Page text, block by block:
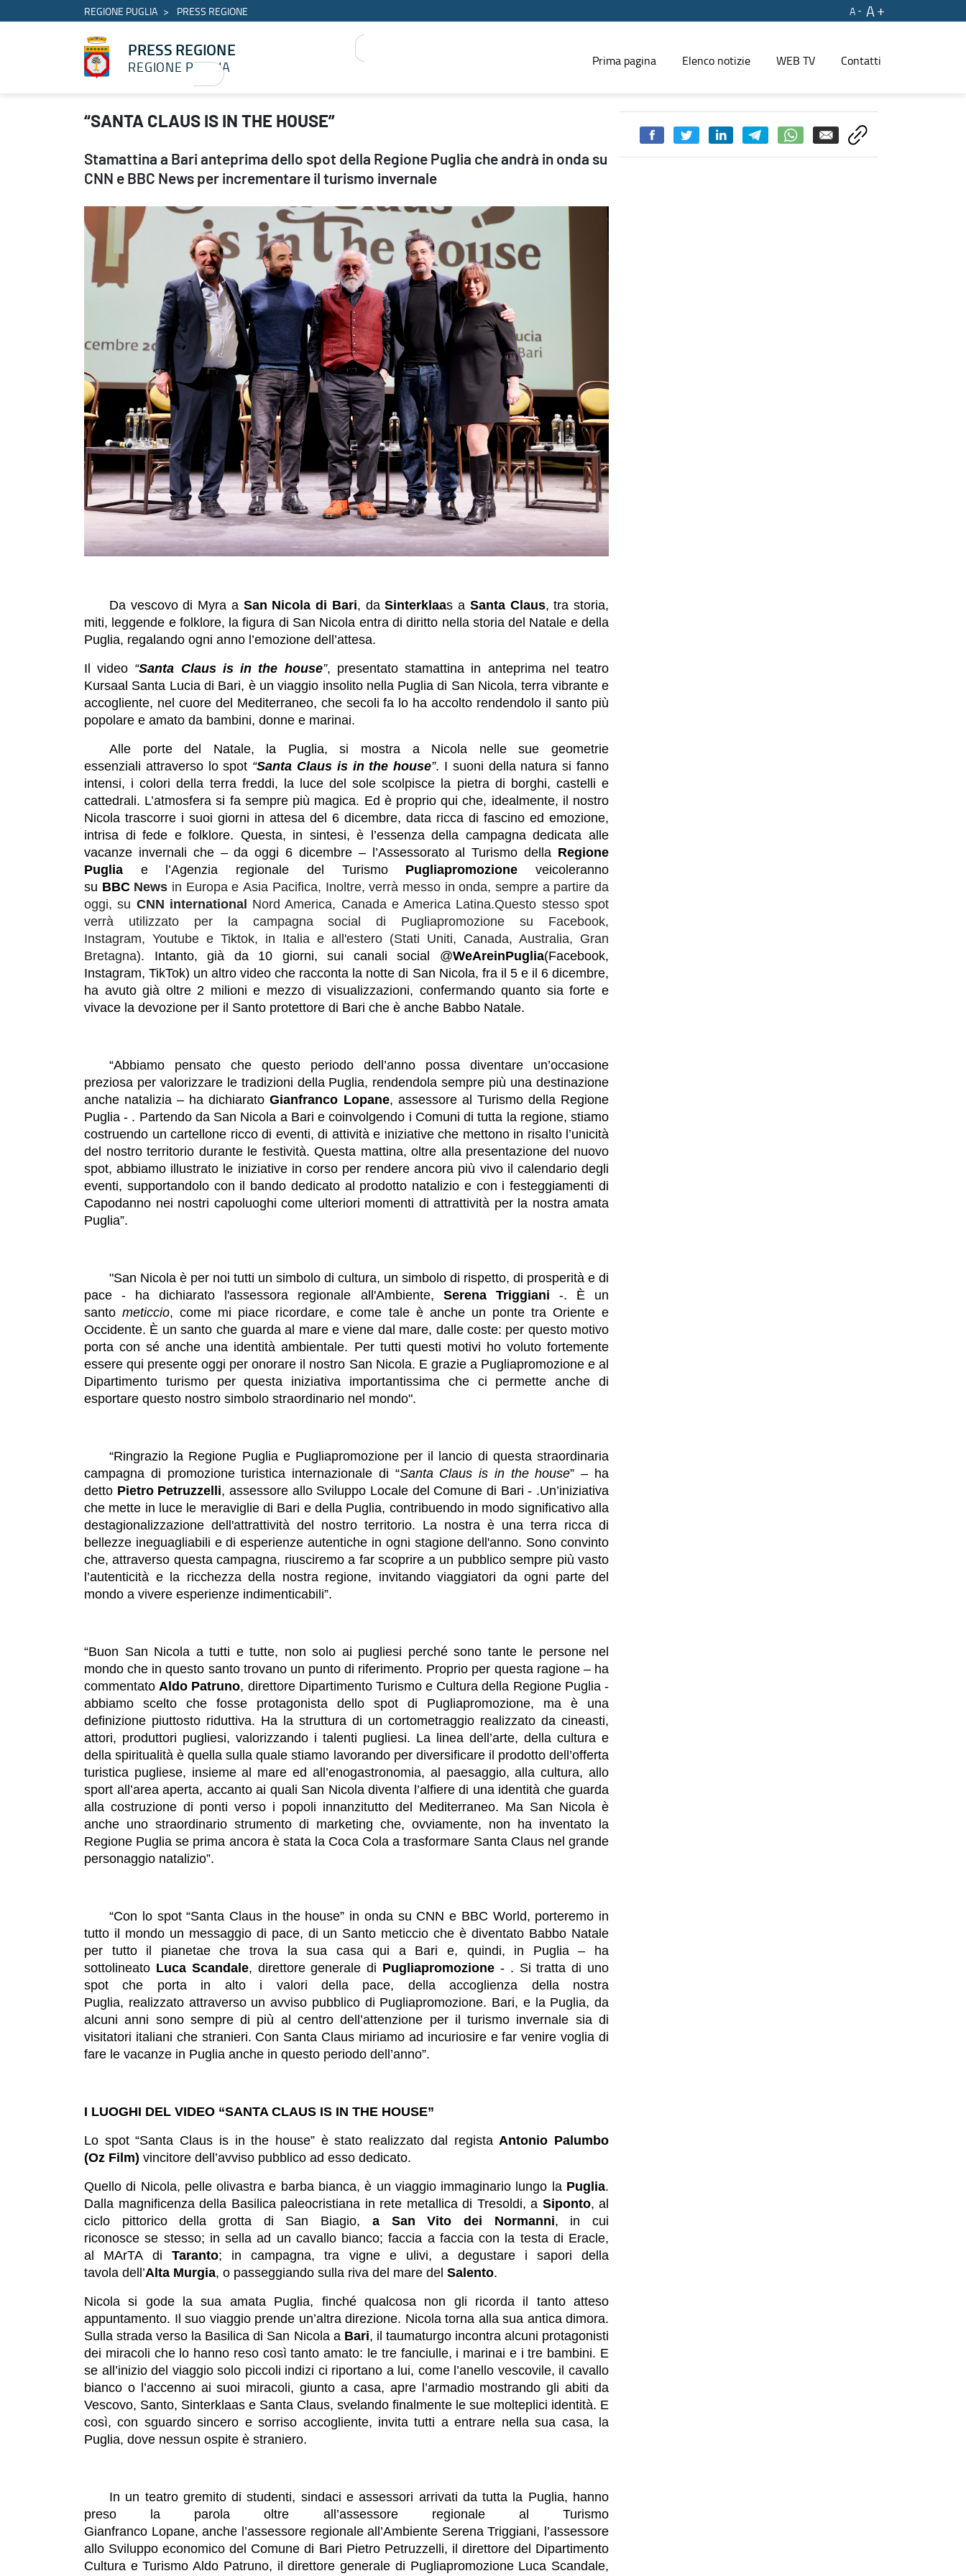
REGIONE PUGLIA PRESS REGIONE A
A
PRESS REGIONE
REGIONE PUGLIA Prima pagina Elenco notizie WEB TV Contatti
“SANTA CLAUS IS IN THE HOUSE” - PRESS REGIONE
“SANTA CLAUS IS IN THE HOUSE”
Stamattina a Bari anteprima dello spot della Regione Puglia che andrà in onda su
CNN e BBC News per incrementare il turismo invernale
Da vescovo di Myra a San Nicola di Bari, daSinterklaas a Santa Claus, tra storia,
miti, leggende e folklore, la figura di San Nicola entra di diritto nella storia del Natale e della
Puglia, regalando ogni anno l’emozione dell’attesa.
Il video “Santa Claus is in the house”, presentato stamattina in anteprima nel teatro
Kursaal Santa Lucia di Bari, è un viaggio insolito nella Puglia di San Nicola, terra vibrante e
accogliente, nel cuore del Mediterraneo, che secoli fa lo ha accolto rendendolo il santo più
popolare e amato da bambini, donne e marinai.
Alle porte del Natale, la Puglia, si mostra a Nicola nelle sue geometrie
essenziali attraverso lo spot “Santa Claus is in the house”. I suoni della natura si fanno
intensi, i colori della terra freddi, la luce del sole scolpisce la pietra di borghi, castelli e
cattedrali. L’atmosfera si fa sempre più magica. Ed è proprio qui che, idealmente, il nostro
Nicola trascorre i suoi giorni in attesa del 6 dicembre, data ricca di fascino ed emozione,
intrisa di fede e folklore. Questa, in sintesi, è l’essenza della campagna dedicata alle
vacanze invernali che – da oggi 6 dicembre – l’Assessorato al Turismo della Regione
Puglia e l’Agenzia regionale del Turismo Pugliapromozione veicoleranno
su BBC News in Europa e Asia Pacifica, Inoltre, verrà messo in onda, sempre a partire da
oggi, su CNN international Nord America, Canada e America Latina.Questo stesso spot
verrà utilizzato per la campagna social di Pugliapromozione su Facebook,
Instagram, Youtube e Tiktok, in Italia e all'estero (Stati Uniti, Canada, Australia, Gran
Bretagna). Intanto, già da 10 giorni, sui canali social @WeAreinPuglia(Facebook,
Instagram, TikTok) un altro video che racconta la notte di San Nicola, fra il 5 e il 6 dicembre,
ha avuto già oltre 2 milioni e mezzo di visualizzazioni, confermando quanto sia forte e
vivace la devozione per il Santo protettore di Bari che è anche Babbo Natale.
“Abbiamo pensato che questo periodo dell’anno possa diventare un’occasione
preziosa per valorizzare le tradizioni della Puglia, rendendola sempre più una destinazione
anche natalizia – ha dichiaratoGianfranco Lopane, assessore al Turismo della Regione
Puglia - . Partendo da San Nicola a Bari e coinvolgendo i Comuni di tutta la regione, stiamo
costruendo un cartellone ricco di eventi, di attività e iniziative che mettono in risalto l’unicità
del nostro territorio durante le festività. Questa mattina, oltre alla presentazione del nuovo
spot, abbiamo illustrato le iniziative in corso per rendere ancora più vivo il calendario degli
eventi, supportandolo con il bando dedicato al prodotto natalizio e con i festeggiamenti di
Capodanno nei nostri capoluoghi come ulteriori momenti di attrattività per la nostra amata
Puglia”.
"San Nicola è per noi tutti un simbolo di cultura, un simbolo di rispetto, di prosperità e di
pace - ha dichiarato l'assessora regionale all'Ambiente, Serena Triggiani -. È un
santometiccio, come mi piace ricordare, e come tale è anche un ponte tra Oriente e
Occidente. È un santo che guarda al mare e viene dal mare, dalle coste: per questo motivo
porta con sé anche una identità ambientale. Per tutti questi motivi ho voluto fortemente
essere qui presente oggi per onorare il nostro San Nicola. E grazie a Pugliapromozione e al
Dipartimento turismo per questa iniziativa importantissima che ci permette anche di
esportare questo nostro simbolo straordinario nel mondo".
“Ringrazio la Regione Puglia e Pugliapromozione per il lancio di questa straordinaria
campagna di promozione turistica internazionale di “Santa Claus is in the house” – ha
detto Pietro Petruzzelli, assessore allo Sviluppo Locale del Comune di Bari - .Un’iniziativa
che mette in luce le meraviglie di Bari e della Puglia, contribuendo in modo significativo alla
destagionalizzazione dell'attrattività del nostro territorio. La nostra è una terra ricca di
bellezze ineguagliabili e di esperienze autentiche in ogni stagione dell'anno. Sono convinto
che, attraverso questa campagna, riusciremo a far scoprire a un pubblico sempre più vasto
l’autenticità e la ricchezza della nostra regione, invitando viaggiatori da ogni parte del
mondo a vivere esperienze indimenticabili”.
​“Buon San Nicola a tutti e tutte, non solo ai pugliesi perché sono tante le persone nel
mondo che in questo santo trovano un punto di riferimento. Proprio per questa ragione – ha
commentato Aldo Patruno, direttore Dipartimento Turismo e Cultura della Regione Puglia -
abbiamo scelto che fosse protagonista dello spot di Pugliapromozione, ma è una
definizione piuttosto riduttiva. Ha la struttura di un cortometraggio realizzato da cineasti,
attori, produttori pugliesi, valorizzando i talenti pugliesi. La linea dell’arte, della cultura e
della spiritualità è quella sulla quale stiamo lavorando per diversificare il prodotto dell’offerta
turistica pugliese, insieme al mare ed all’enogastronomia, al paesaggio, alla cultura, allo
sport all’area aperta, accanto ai quali San Nicola diventa l’alfiere di una identità che guarda
alla costruzione di ponti verso i popoli innanzitutto del Mediterraneo. Ma San Nicola è
anche uno straordinario strumento di marketing che, ovviamente, non ha inventato la
Regione Puglia se prima ancora è stata la Coca Cola a trasformare Santa Claus nel grande
personaggio natalizio”.
“Con lo spot “Santa Claus in the house” in onda su CNN e BBC World, porteremo in
tutto il mondo un messaggio di pace, di un Santo meticcio che è diventato Babbo Natale
per tutto il pianetae che trova la sua casa qui a Bari e, quindi, in Puglia – ha
sottolineato Luca Scandale, direttore generale di Pugliapromozione - . Si tratta di uno
spot che porta in alto i valori della pace, della accoglienza della nostra
Puglia, realizzato attraverso un avviso pubblico di Pugliapromozione. Bari, e la Puglia, da
alcuni anni sono sempre di più al centro dell’attenzione per il turismo invernale sia di
visitatori italiani che stranieri. Con Santa Claus miriamo ad incuriosire e far venire voglia di
fare le vacanze in Puglia anche in questo periodo dell’anno”.
I LUOGHI DEL VIDEO “SANTA CLAUS IS IN THE HOUSE”
Lo spot “Santa Claus is in the house” è stato realizzato dal regista Antonio Palumbo
(Oz Film) vincitore dell’avviso pubblico ad esso dedicato.
Quello di Nicola, pelle olivastra e barba bianca, è un viaggio immaginario lungo la Puglia.
Dalla magnificenza della Basilica paleocristiana in rete metallica di Tresoldi, a Siponto, al
ciclo pittorico della grotta di San Biagio, a San Vito dei Normanni, in cui
riconosce se stesso; in sella ad un cavallo bianco; faccia a faccia con la testa di Eracle,
al MArTA diTaranto; in campagna, tra vigne e ulivi, a degustare i sapori della
tavola dell’Alta Murgia, o passeggiando sulla riva del mare del Salento.
Nicola si gode la sua amata Puglia, finché qualcosa non gli ricorda il tanto atteso
appuntamento. Il suo viaggio prende un’altra direzione. Nicola torna alla sua antica dimora.
Sulla strada verso la Basilica di San Nicola aBari, il taumaturgo incontra alcuni protagonisti
dei miracoli che lo hanno reso così tanto amato: le tre fanciulle, i marinai e i tre bambini. E
se all’inizio del viaggio solo piccoli indizi ci riportano a lui, come l’anello vescovile, il cavallo
bianco o l’accenno ai suoi miracoli, giunto a casa, apre l’armadio mostrando gli abiti da
Vescovo, Santo, Sinterklaas e Santa Claus, svelando finalmente le sue molteplici identità. E
così, con sguardo sincero e sorriso accogliente, invita tutti a entrare nella sua casa, la
Puglia, dove nessun ospite è straniero.
In un teatro gremito di studenti, sindaci e assessori arrivati da tutta la Puglia, hanno
preso la parola oltre all’assessore regionale al Turismo
Gianfranco Lopane, anche l’assessore regionale all’Ambiente Serena Triggiani, l’assessore
allo Sviluppo economico del Comune di Bari Pietro Petruzzelli, il direttore del Dipartimento
Cultura e Turismo Aldo Patruno, il direttore generale di Pugliapromozione Luca Scandale,